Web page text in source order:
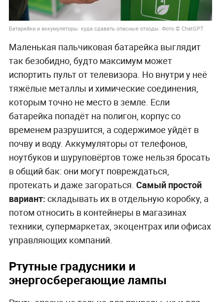
Батарейки и аккумуляторы: куда сдавать опасные отходы. Фото © ChatGPT
Маленькая пальчиковая батарейка выглядит
так безобидно, будто максимум может
испортить пульт от телевизора. Но внутри у неё
тяжёлые металлы и химические соединения,
которым точно не место в земле. Если
батарейка попадёт на полигон, корпус со
временем разрушится, а содержимое уйдёт в
почву и воду. Аккумуляторы от телефонов,
ноутбуков и шуруповёртов тоже нельзя бросать
в общий бак: они могут повреждаться,
протекать и даже загораться. Самый простой
вариант: складывать их в отдельную коробку, а
потом относить в контейнеры в магазинах
техники, супермаркетах, экоцентрах или офисах
управляющих компаний.
Ртутные градусники и
энергосберегающие лампы